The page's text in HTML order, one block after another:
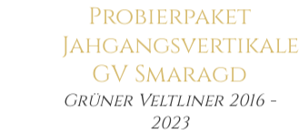
Probierpaket
Jahgangsvertikale
GV Smaragd
Grüner Veltliner 2016 -
2023Menge